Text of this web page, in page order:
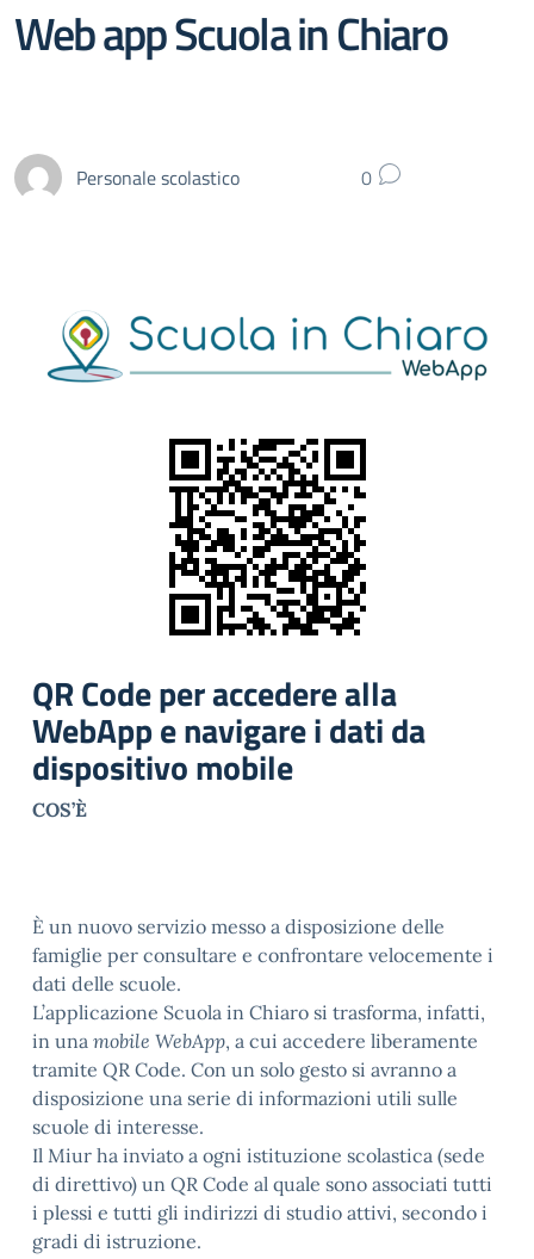
Web app Scuola in Chiaro
Personale scolastico 0
QR Code per accedere alla
WebApp e navigare i dati da
dispositivo mobile
COS’È
È un nuovo servizio messo a disposizione delle
famiglie per consultare e confrontare velocemente i
dati delle scuole.
L’applicazione Scuola in Chiaro si trasforma, infatti,
in una mobile WebApp, a cui accedere liberamente
tramite QR Code. Con un solo gesto si avranno a
disposizione una serie di informazioni utili sulle
scuole di interesse.
Il Miur ha inviato a ogni istituzione scolastica (sede
di direttivo) un QR Code al quale sono associati tutti
i plessi e tutti gli indirizzi di studio attivi, secondo i
gradi di istruzione.